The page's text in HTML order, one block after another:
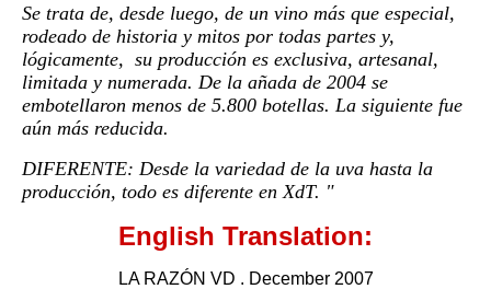
Se trata de, desde luego, de un vino más que especial,
rodeado de historia y mitos por todas partes y,
lógicamente, su producción es exclusiva, artesanal,
limitada y numerada. De la añada de 2004 se
embotellaron menos de 5.800 botellas. La siguiente fue
aún más reducida.
DIFERENTE: Desde la variedad de la uva hasta la
producción, todo es diferente en XdT. "
English Translation:
LA RAZÓN VD . December 2007